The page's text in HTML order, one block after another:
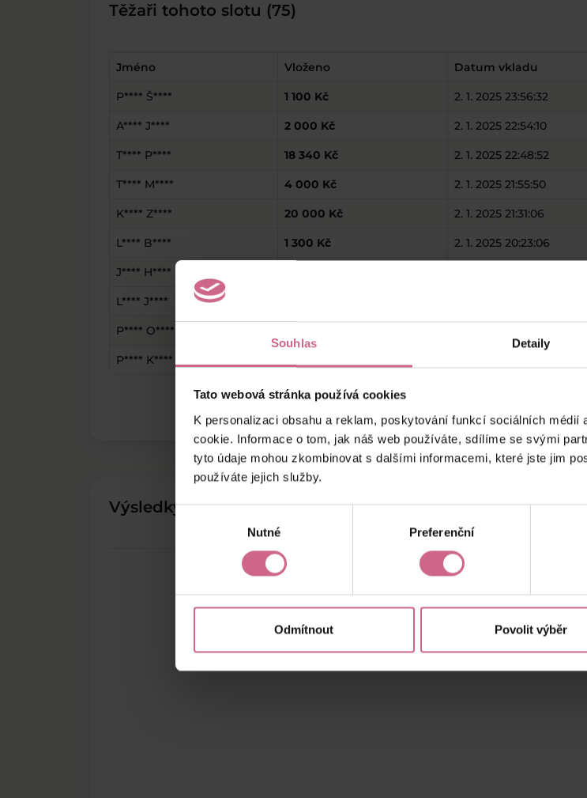
Souhlas Detaily
Tato webová stránka používá cookies
K personalizaci obsahu a reklam, poskytování funkcí sociálních
cookie. Informace o tom, jak náš web používáte, sdílíme se svými
tyto údaje mohou zkombinovat s dalšími informacemi, které jste jim
používáte jejich služby.
Výběr
Nutné Preferenční
Odmítnout Povolit výběr
Těžaři tohoto slotu (75)
Jméno Vloženo Datum vkladu
P**** Š**** 1 100 Kč 2. 1. 2025 23:56:32
A**** J**** 2 000 Kč 2. 1. 2025 22:54:10
T**** P**** 18 340 Kč 2. 1. 2025 22:48:52
T**** M**** 4 000 Kč 2. 1. 2025 21:55:50
K**** Z**** 20 000 Kč 2. 1. 2025 21:31:06
L**** B**** 1 300 Kč 2. 1. 2025 20:23:06
J**** H****
L**** J****
P**** O****
P**** K****
Výsledky těžby
-18 300,48 Kč